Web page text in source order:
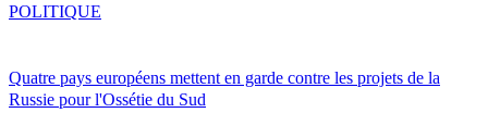
Quatre pays européens mettent en garde contre les projets de la
Russie pour l'Ossétie du Sud
POLITIQUE